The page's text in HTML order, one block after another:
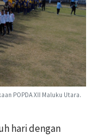
POPDA XII Maluku Utara.
hari dengan